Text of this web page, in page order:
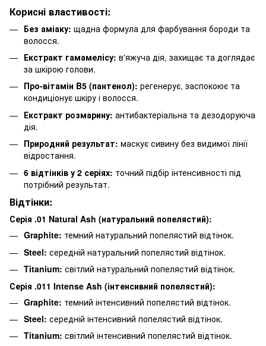
Корисні властивості:
Без аміаку: щадна формула для фарбування бороди та
волосся.
Екстракт гамамелісу: в'яжуча дія, захищає та доглядає
за шкірою голови.
Про-вітамін B5 (пантенол): регенерує, заспокоює та
кондиціонує шкіру і волосся.
Екстракт розмарину: антибактеріальна та дезодоруюча
дія.
Природний результат: маскує сивину без видимої лінії
відростання.
6 відтінків у 2 серіях: точний підбір інтенсивності під
потрібний результат.
Відтінки:
Серія .01 Natural Ash (натуральний попелястий):
Graphite: темний натуральний попелястий відтінок.
Steel: середній натуральний попелястий відтінок.
Titanium: світлий натуральний попелястий відтінок.
Серія .011 Intense Ash (інтенсивний попелястий):
Graphite: темний інтенсивний попелястий відтінок.
Steel: середній інтенсивний попелястий відтінок.
Titanium: світлий інтенсивний попелястий відтінок.